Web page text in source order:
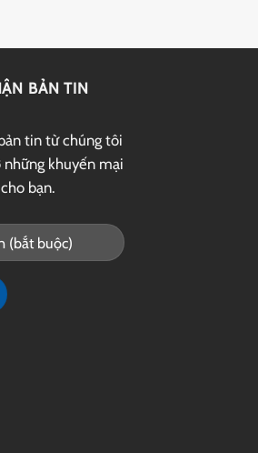
BẢN TIN
tin từ chúng tôi
khuyến mại
bạn.